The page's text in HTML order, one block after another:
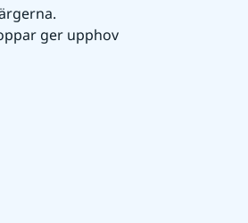
ger upphov